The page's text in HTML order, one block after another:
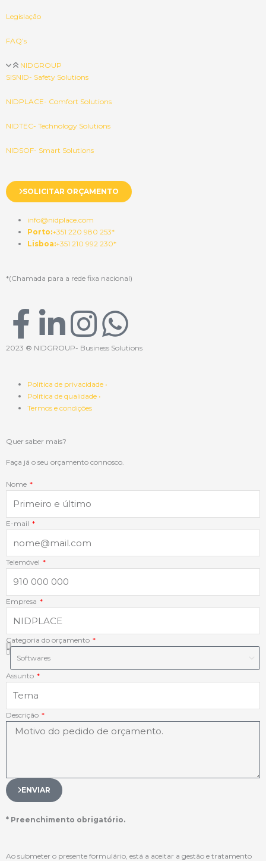
Legislação
FAQ’s
NIDGROUP
SISNID- Safety Solutions
NIDPLACE- Comfort Solutions
NIDTEC- Technology Solutions
NIDSOF- Smart Solutions
SOLICITAR ORÇAMENTO
info@nidplace.com
Porto:+351 220 980 253*
Lisboa:+351 210 992 230*
*(Chamada para a rede fixa nacional)
F
a
c
e
b
o
o
k
-
f
L
i
n
k
e
d
i
n
-
i
n
I
n
s
t
g
r
a
m
W
h
a
p
p
2023 ® NIDGROUP- Business Solutions
Política de privacidade •
Política de qualidade •
Termos e condições
Quer saber mais?
Faça já o seu orçamento connosco.
Nome
E-mail
Telemóvel
Empresa
Categoria do orçamento
Assunto
Descrição
ENVIAR
* Preenchimento obrigatório.
Ao submeter o presente formulário, está a aceitar a gestão e tratamento